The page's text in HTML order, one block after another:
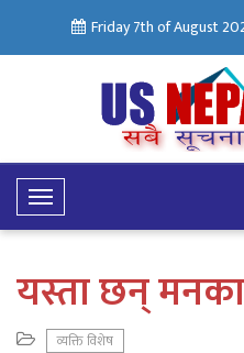
Friday 7th of August
Toggle
Navigation
यस्ता छन्
व्यक्ति विशेष